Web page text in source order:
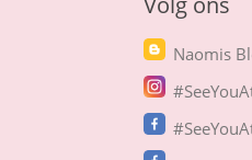
Naomis